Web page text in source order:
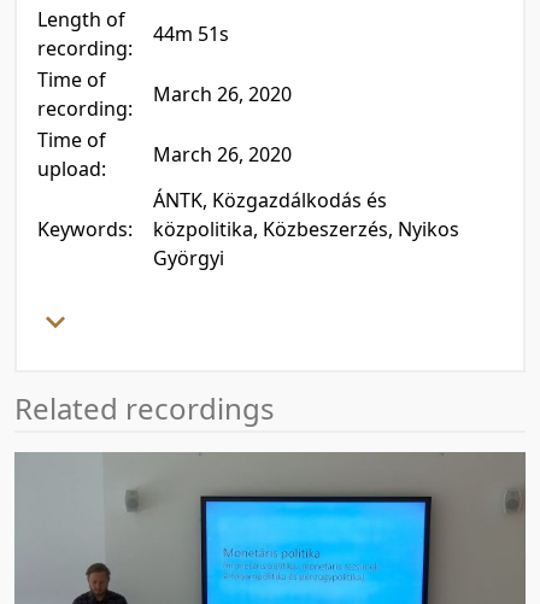
Length of
recording:
44m 51s
Time of
recording:
March 26, 2020
Time of
upload:
March 26, 2020
Keywords:
ÁNTK, Közgazdálkodás és
közpolitika, Közbeszerzés, Nyikos
Györgyi
Related recordings